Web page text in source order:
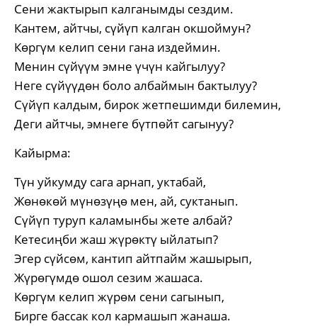
Сени жактырып калганымды сездим.
Кантем, айтчы, сүйүп калган окшоймун?
Көргүм келип сени гана издеймин.
Менин сүйүүм эмне үчүн кайгылуу?
Неге сүйүүдөн боло албаймын бактылуу?
Сүйүп калдым, бирок жетпешимди билемин,
Деги айтчы, эмнеге бүтпөйт сагынуу?
Кайырма:
Түн уйкумду сага арнап, уктабай,
Жөнөкөй мүнөзүңө мен, ай, суктанып.
Сүйүп туруп каламынбы жете албай?
Кетесиңби жаш жүрөктү ыйлатып?
Эгер сүйсөм, кантип айтпайм жашырып,
Жүрөгүмдө ошол сезим жашаса.
Көргүм келип жүрөм сени сагынып,
Бирге бассак кол кармашып жанаша.